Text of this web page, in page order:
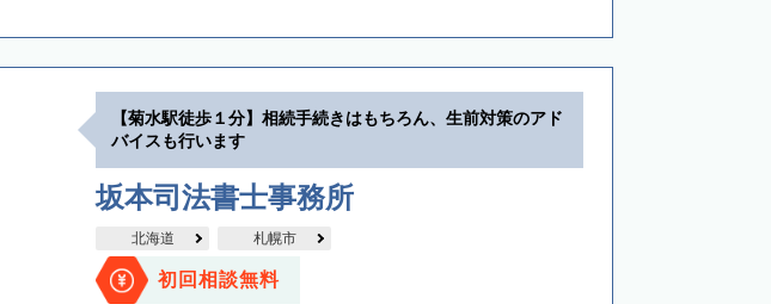
【菊水駅徒歩１分】相続手続きはもちろん、生前対策のアド
バイスも行います
坂本司法書士事務所
北海道 札幌市
初回相談無料